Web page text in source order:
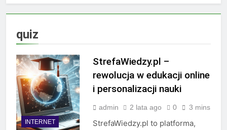
quiz
INTERNET
StrefaWiedzy.pl –
rewolucja w edukacji online
i personalizacji nauki
admin 2 lata ago 0 3 mins
StrefaWiedzy.pl to platforma,